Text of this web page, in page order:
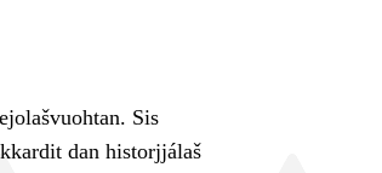
Sis
dan historjjálaš